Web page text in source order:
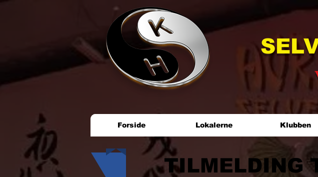
Forside Lokalerne Klubben
TILMELDING